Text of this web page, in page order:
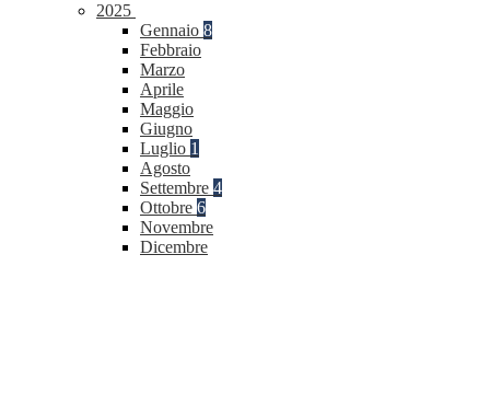
2025
Gennaio 8
Febbraio
Marzo
Aprile
Maggio
Giugno
Luglio 1
Agosto
Settembre 4
Ottobre 6
Novembre
Dicembre